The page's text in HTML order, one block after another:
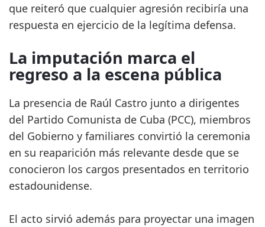
que reiteró que cualquier agresión recibiría una
respuesta en ejercicio de la legítima defensa.
La imputación marca el
regreso a la escena pública
La presencia de Raúl Castro junto a dirigentes
del Partido Comunista de Cuba (PCC), miembros
del Gobierno y familiares convirtió la ceremonia
en su reaparición más relevante desde que se
conocieron los cargos presentados en territorio
estadounidense.
El acto sirvió además para proyectar una imagen